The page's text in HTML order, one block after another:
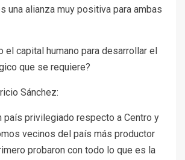
una alianza muy positiva para ambas
el capital humano para desarrollar el
que se requiere?
Sánchez:
país privilegiado respecto a Centro y
vecinos del país más productor
probaron con todo lo que es la